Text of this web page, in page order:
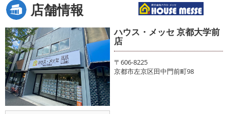
店舗情報
ハウス・メッセ 京都大学前
店
〒606-8225
京都市左京区田中門前町98